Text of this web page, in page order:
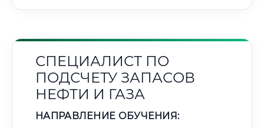
СПЕЦИАЛИСТ ПО
ПОДСЧЕТУ ЗАПАСОВ
НЕФТИ И ГАЗА
НАПРАВЛЕНИЕ ОБУЧЕНИЯ: